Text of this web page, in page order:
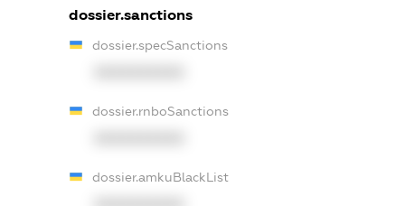
dossier.sanctions
dossier.specSanctions
dossier.rnboSanctions
dossier.amkuBlackList